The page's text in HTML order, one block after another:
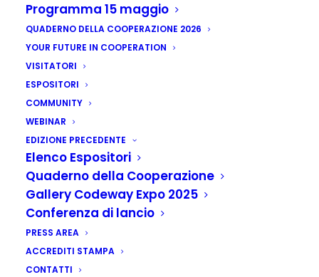
Programma 15 maggio
QUADERNO DELLA COOPERAZIONE 2026
YOUR FUTURE IN COOPERATION
VISITATORI
ESPOSITORI
COMMUNITY
WEBINAR
EDIZIONE PRECEDENTE
Elenco Espositori
Quaderno della Cooperazione
Gallery Codeway Expo 2025
Conferenza di lancio
PRESS AREA
ACCREDITI STAMPA
CONTATTI
Nigeria: progetto vie
d'acqua, con
cooperazione
internazionale